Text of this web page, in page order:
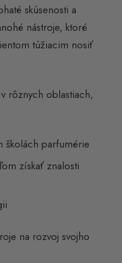
skúsenosti a
nástroje, ktoré
túžiacim nosiť
rôznych oblastiach,
školách parfumérie
získať znalosti
na rozvoj svojho